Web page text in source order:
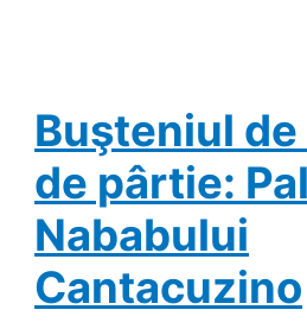
Buşteniul
de pârtie:
Nababului
Cantacuzino